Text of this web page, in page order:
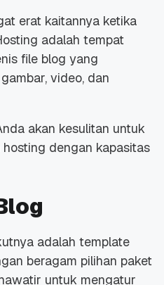
erat kaitannya ketika
adalah tempat
file blog yang
video, dan
akan kesulitan untuk
dengan kapasitas
adalah template
beragam pilihan paket
untuk mengatur